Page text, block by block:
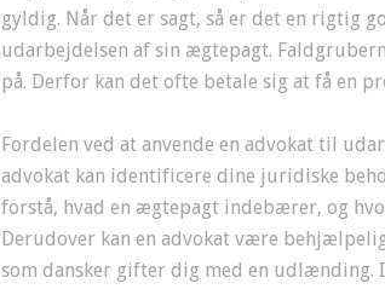
gyldig. Når det er sagt, så er det en rigtig
udarbejdelsen af sin ægtepagt.
på. Derfor kan det ofte betale sig at få en
Fordelen ved at anvende en advokat til
advokat kan identificere dine juridiske
forstå, hvad en ægtepagt indebærer, og
Derudover kan en advokat være
som dansker gifter dig med en